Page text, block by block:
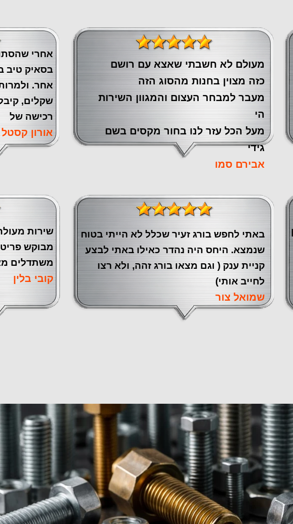
מעולם לא חשבתי שאצא עם רושם
כזה מצוין ‏בחנות מהסוג הזה
‏מעבר ‏למבחר העצום והמגוון השירות
הי
מעל הכל עזר לנו ‏בחור מקסים בשם
גידי
אבירם סמו
בסאיק טיב
שקלים,
רכישה של
אורון קסטל
באתי לחפש בורג זעיר שכלל לא הייתי בטוח
שנמצא. היחס היה נהדר כאילו באתי לבצע
קניית ענק ( וגם מצאו בורג זהה, ולא רצו
לחייב אותי)
שמואל צור
שירות
מבוקש
משתדלים
קובי בלין